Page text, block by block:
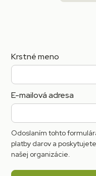
Krstné meno
E-mailová adresa
Odoslaním tohto
platby darov a
našej organizácie.